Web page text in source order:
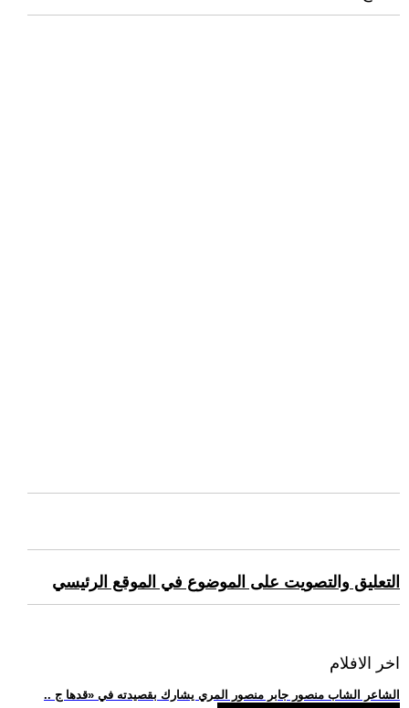
التعليق والتصويت على الموضوع في الموقع الرئيسي
اخر الافلام
.. الشاعر الشاب منصور جابر منصور المري يشارك بقصيدته في «قدها ج